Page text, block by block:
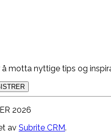
motta nyttige tips og
2026
av Subrite CRM.